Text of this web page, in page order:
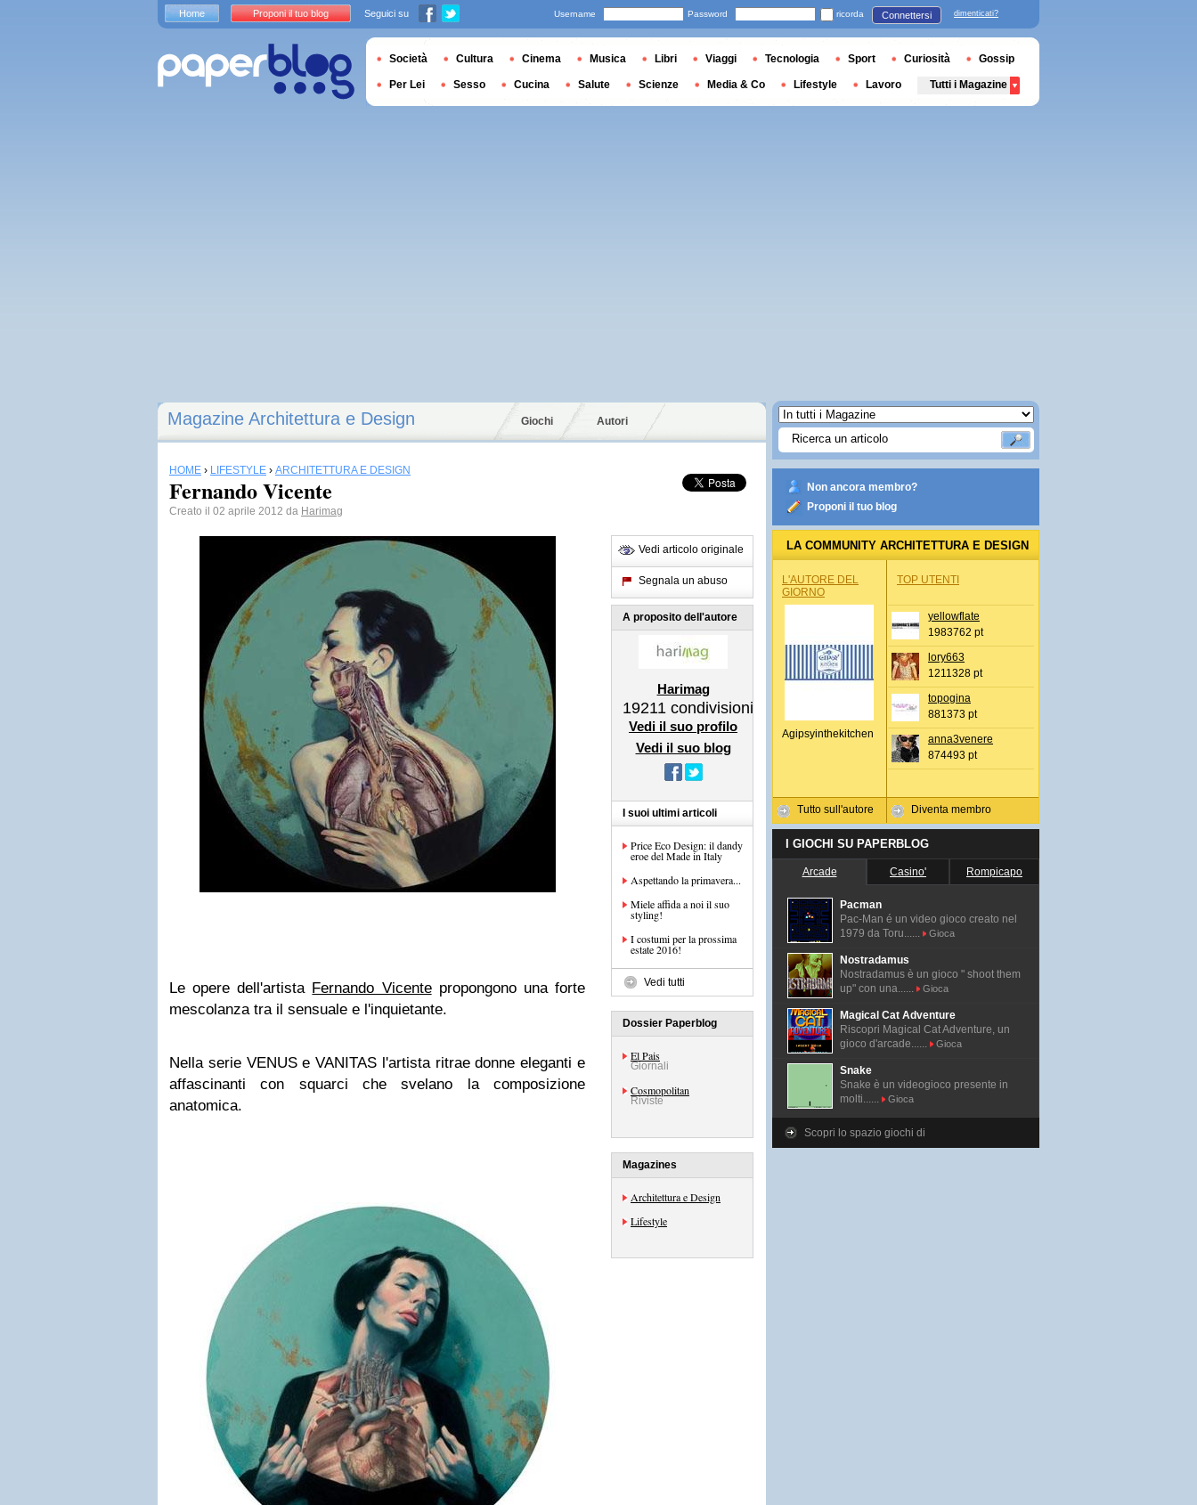
Magazine Architettura e Design Giochi Autori
HOME › LIFESTYLE › ARCHITETTURA E DESIGN
Fernando Vicente
Creato il 02 aprile 2012 da Harimag
Le opere dell'artista Fernando Vicentepropongono una forte
mescolanza tra il sensuale e l'inquietante.
Nella serie VENUS e VANITAS l'artista ritrae donne eleganti e
affascinanti con squarci che svelano la composizione
anatomica.
Vedi articolo originale
Segnala un abuso
A proposito dell'autore
Harimag
19211 condivisioni
Vedi il suo profilo
Vedi il suo blog
I suoi ultimi articoli
Price Eco Design: il dandy
eroe del Made in Italy
Aspettando la primavera...
Miele affida a noi il suo
styling!
I costumi per la prossima
estate 2016!
Vedi tutti
Dossier Paperblog
El Pais
Giornali
Cosmopolitan
Riviste
Magazines
Architettura e Design
Lifestyle
Non ancora membro?
Proponi il tuo blog
LA COMMUNITY ARCHITETTURA E DESIGN
L'AUTORE DEL
GIORNO
Agipsyinthekitchen
Tutto sull'autore
TOP UTENTI
yellowflate
1983762 pt
lory663
1211328 pt
topogina
881373 pt
anna3venere
874493 pt
Diventa membro
I GIOCHI SU PAPERBLOG
Arcade Casino' Rompicapo
Pacman
Pac-Man é un video gioco creato nel
1979 da Toru......
Gioca
Nostradamus
Nostradamus è un gioco " shoot them
up" con una......
Gioca
Magical Cat Adventure
Riscopri Magical Cat Adventure, un
gioco d'arcade......
Gioca
Snake
Snake è un videogioco presente in
molti......
Gioca
Scopri lo spazio giochi di
Home Proponi il tuo blog Seguici su Username Password ricorda Connettersi dimenticati?
Società Cultura Cinema Musica Libri Viaggi Tecnologia Sport Curiosità Gossip
Per Lei Sesso Cucina Salute Scienze Media & Co Lifestyle Lavoro Tutti i Magazine